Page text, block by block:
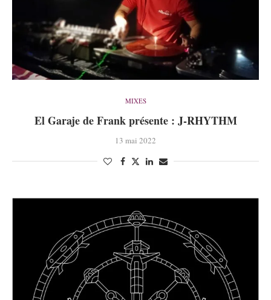
MIXES
El Garaje de Frank présente : J-RHYTHM
13 mai 2022